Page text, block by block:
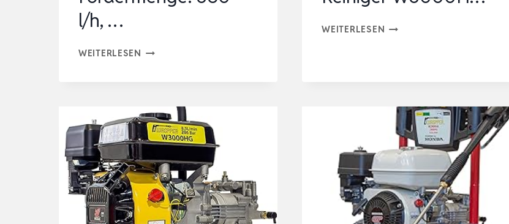
l/h, …
WEITERLESEN KÄRCHER
HORIZONTAL
PLUS
HOME,
DRUCK:
MAX.
120
WEITERLESEN ✦
196CCM
BENZINMOTORBETRIEBENER
TRAGBARER
REINIGER
W3000H…